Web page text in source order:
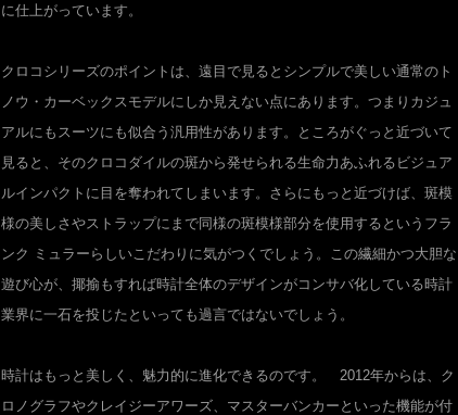
に仕上がっています。
クロコシリーズのポイントは、遠目で見るとシンプルで美しい通常のト
ノウ・カーベックスモデルにしか見えない点にあります。つまりカジュ
アルにもスーツにも似合う汎用性があります。ところがぐっと近づいて
見ると、そのクロコダイルの斑から発せられる生命力あふれるビジュア
ルインパクトに目を奪われてしまいます。さらにもっと近づけば、斑模
様の美しさやストラップにまで同様の斑模様部分を使用するというフラ
ンク ミュラーらしいこだわりに気がつくでしょう。この繊細かつ大胆な
遊び心が、揶揄もすれば時計全体のデザインがコンサバ化している時計
業界に一石を投じたといっても過言ではないでしょう。
時計はもっと美しく、魅力的に進化できるのです。 2012年からは、ク
ロノグラフやクレイジーアワーズ、マスターバンカーといった機能が付